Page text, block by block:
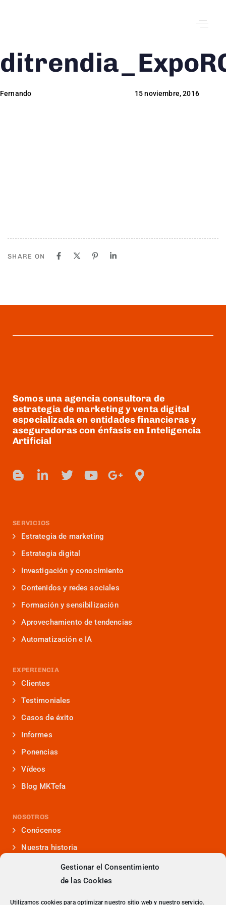
Gestionar el Consentimiento
de las Cookies
Utilizamos cookies para optimizar nuestro sitio web y nuestro servicio.
Author
Fernando
Published
on:
15 noviembre, 2016
Published
in:
SHARE ON
Somos una agencia consultora de
estrategia de marketing y venta digital
especializada en entidades financieras y
aseguradoras con énfasis en Inteligencia
Artificial
SERVICIOS
Estrategia de marketing
Estrategia digital
Investigación y conocimiento
Contenidos y redes sociales
Formación y sensibilización
Aprovechamiento de tendencias
Automatización e IA
EXPERIENCIA
Clientes
Testimoniales
Casos de éxito
Informes
Ponencias
Vídeos
Blog MKTefa
NOSOTROS
Conócenos
Nuestra historia
Iniciativas que lideramos
Noticias y eventos
Presencia en medios